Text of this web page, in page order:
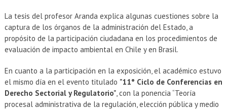
La tesis del profesor Aranda explica algunas cuestiones sobre la
captura de los órganos de la administración del Estado, a
propósito de la participación ciudadana en los procedimientos de
evaluación de impacto ambiental en Chile y en Brasil.
En cuanto a la participación en la exposición, el académico estuvo
el mismo día en el evento titulado "11° Ciclo de Conferencias en
Derecho Sectorial y Regulatorio", con la ponencia “Teoría
procesal administrativa de la regulación, elección pública y medio